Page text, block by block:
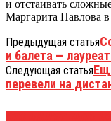
и отстаивать
Маргарита Павлова в
Предыдущая статья
и балета —
Следующая статья
перевели на